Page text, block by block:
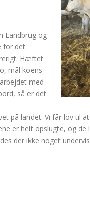
Landbrug og
for det.
Hæftet
mål koens
med
så er det
på landet. Vi får lov til
er helt opslugte, og de
der ikke noget